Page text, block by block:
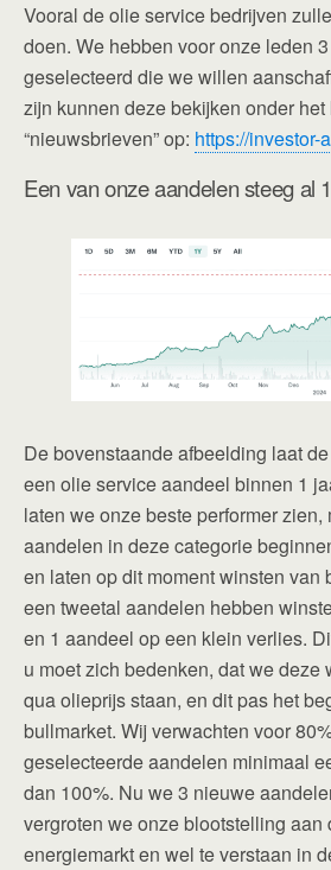
Vooral de olie service bedrijven
doen. We hebben voor onze leden
geselecteerd die we willen
zijn kunnen deze bekijken onder
“nieuwsbrieven” op: https://investor-
Een van onze aandelen steeg al
De bovenstaande afbeelding laat
een olie service aandeel binnen 1
laten we onze beste performer zien,
aandelen in deze categorie
en laten op dit moment winsten van
een tweetal aandelen hebben
en 1 aandeel op een klein verlies.
u moet zich bedenken, dat we deze
qua olieprijs staan, en dit pas het
bullmarket. Wij verwachten voor
geselecteerde aandelen minimaal
dan 100%. Nu we 3 nieuwe
vergroten we onze blootstelling aan
energiemarkt en wel te verstaan in